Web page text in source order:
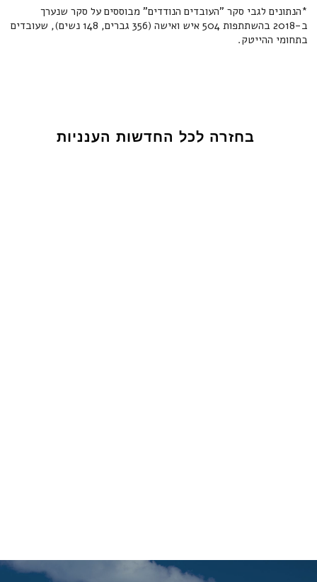
*הנתונים לגבי סקר "העובדים הנודדים" מבוססים על סקר שנערך
ב-2018 בהשתתפות 504 איש ואישה (356 גברים, 148 נשים), שעובדים
בתחומי ההייטק.
בחזרה לכל החדשות הענניות